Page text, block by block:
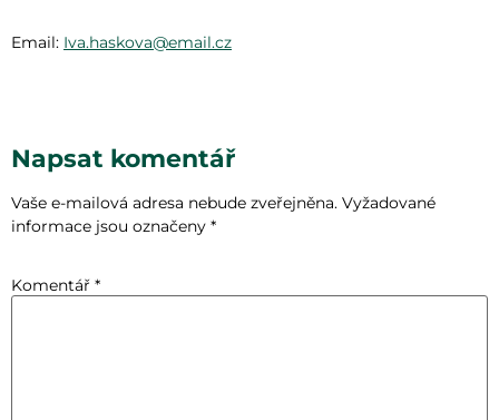
Email: Iva.haskova@email.cz
Napsat komentář
Vaše e-mailová adresa nebude zveřejněna. Vyžadované
informace jsou označeny *
Komentář *